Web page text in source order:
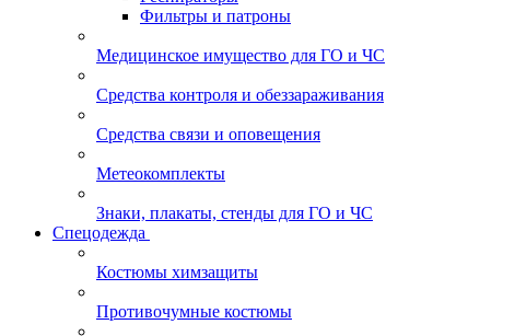
Фильтры и патроны
Медицинское имущество для ГО и ЧС
Средства контроля и обеззараживания
Средства связи и оповещения
Метеокомплекты
Знаки, плакаты, стенды для ГО и ЧС
Спецодежда
Костюмы химзащиты
Противочумные костюмы